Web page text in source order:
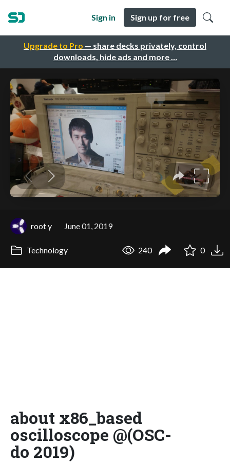
Upgrade to Pro — share decks privately, control
downloads, hide ads and more …
Sign in Sign up for free
root y June 01, 2019
Technology 240 0
about x86_based
oscilloscope @(OSC-
do 2019)